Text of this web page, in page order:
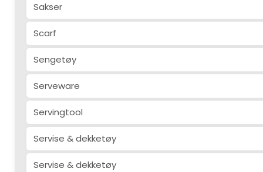
Sakser
Scarf
Sengetøy
Serveware
Servingtool
Servise & dekketøy
Servise & dekketøy